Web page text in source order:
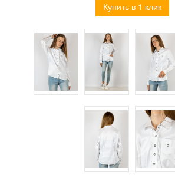
Купить в 1 клик